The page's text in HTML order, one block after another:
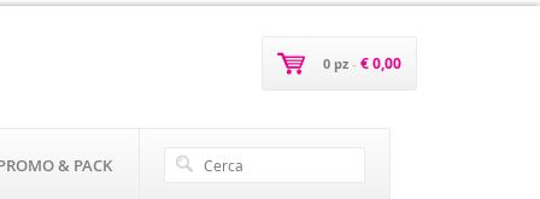
0 pz - € 0,00
& PACK